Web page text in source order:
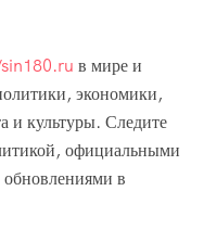
в мире и
экономики,
и культуры. Следите
официальными
в